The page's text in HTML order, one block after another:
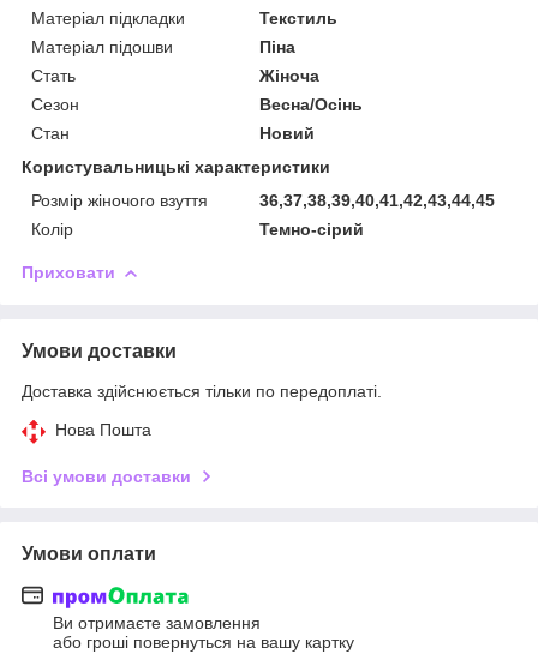
Матеріал підкладки
Текстиль
Матеріал підошви
Піна
Стать
Жіноча
Сезон
Весна/Осінь
Стан
Новий
Користувальницькі характеристики
Розмір жіночого взуття
36,37,38,39,40,41,42,43,44,45
Колір
Темно-сірий
Приховати
Умови доставки
Доставка здійснюється тільки по передоплаті.
Нова Пошта
Всі умови доставки
Умови оплати
Ви отримаєте замовлення
або гроші повернуться на вашу картку